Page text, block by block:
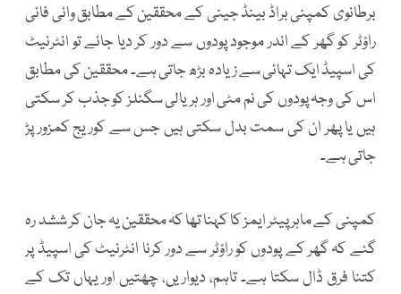
برطانوی کمپنی براڈ بینڈ جینی کے محققین کے مطابق وائی فائی
راؤٹر کو گھر کے اندر موجود پودوں سے دور کر دیا جائے تو انٹرنیٹ
کی اسپیڈ ایک تہائی سے زیادہ بڑھ جاتی ہے۔ محققین کی مطابق
اس کی وجہ پودوں کی نم مٹی اور ہریالی سگنلز کو جذب کر سکتی
ہیں یا پھر ان کی سمت بدل سکتی ہیں جس سے کوریج کمزور پڑ
جاتی ہے۔
کمپنی کے ماہر پیٹر ایمز کا کہنا تھا کہ محققین یہ جان کر ششد رہ
گئے کہ گھر کے پودوں کو راؤٹر سے دور کرنا انٹرنیٹ کی اسپیڈ پر
کتنا فرق ڈال سکتا ہے۔ تاہم، دیواریں، چھتیں اور یہاں تک کے